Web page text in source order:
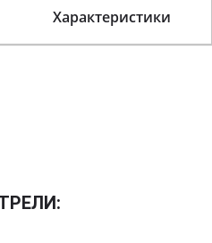
Характеристики